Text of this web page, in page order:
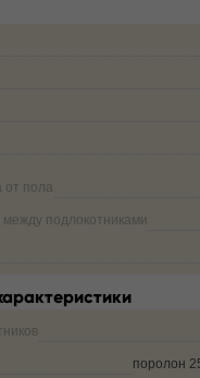
от пола
подлокотниками
поролон